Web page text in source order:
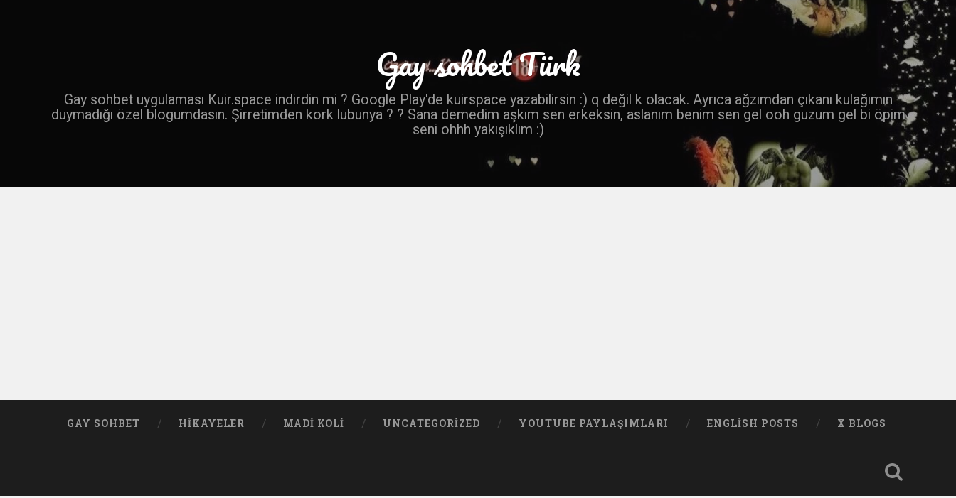
Gay sohbet Türk
Gay sohbet uygulaması Kuir.space indirdin mi ? Google Play'de kuirspace yazabilirsin :) q değil k olacak. Ayrıca ağzımdan çıkanı kulağımın
duymadığı özel blogumdasın. Şirretimden kork lubunya ? ? Sana demedim aşkım sen erkeksin, aslanım benim sen gel ooh guzum gel bi öpim
seni ohhh yakışıklım :)
GAY SOHBET HIKAYELER MADI KOLI UNCATEGORIZED YOUTUBE PAYLAŞIMLARI ENGLISH POSTS X BLOGS